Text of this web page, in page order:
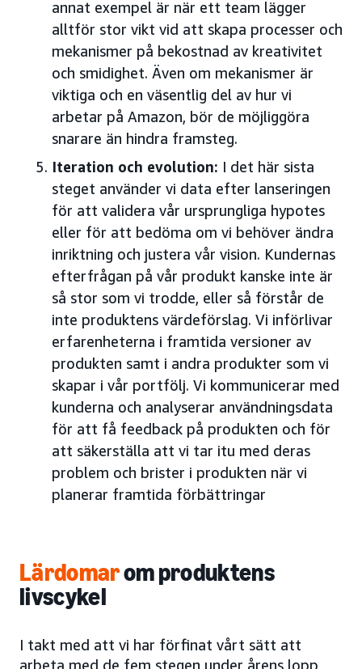
annat exempel är när ett team lägger
alltför stor vikt vid att skapa processer och
mekanismer på bekostnad av kreativitet
och smidighet. Även om mekanismer är
viktiga och en väsentlig del av hur vi
arbetar på Amazon, bör de möjliggöra
snarare än hindra framsteg.
Iteration och evolution: I det här sista
steget använder vi data efter lanseringen
för att validera vår ursprungliga hypotes
eller för att bedöma om vi behöver ändra
inriktning och justera vår vision. Kundernas
efterfrågan på vår produkt kanske inte är
så stor som vi trodde, eller så förstår de
inte produktens värdeförslag. Vi införlivar
erfarenheterna i framtida versioner av
produkten samt i andra produkter som vi
skapar i vår portfölj. Vi kommunicerar med
kunderna och analyserar användningsdata
för att få feedback på produkten och för
att säkerställa att vi tar itu med deras
problem och brister i produkten när vi
planerar framtida förbättringar
Lärdomarom produktens
livscykel
I takt med att vi har förfinat vårt sätt att
arbeta med de fem stegen under årens lopp